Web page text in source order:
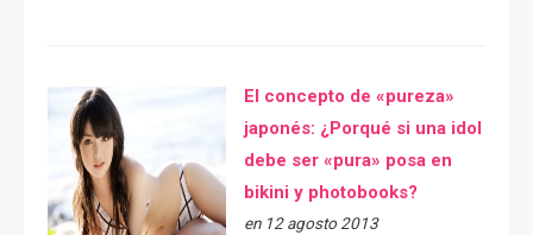
El concepto de «pureza»
japonés: ¿Porqué si una idol
debe ser «pura» posa en
bikini y photobooks?
en 12 agosto 2013